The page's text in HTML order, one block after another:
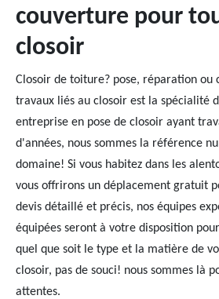
couverture pour
closoir
Closoir de toiture? pose, réparation ou
travaux liés au closoir est la spécialité
entreprise en pose de closoir ayant
d'années, nous sommes la référence
domaine! Si vous habitez dans les
vous offrirons un déplacement gratuit
devis détaillé et précis, nos équipes
équipées seront à votre disposition
quel que soit le type et la matière de
closoir, pas de souci! nous sommes là
attentes.